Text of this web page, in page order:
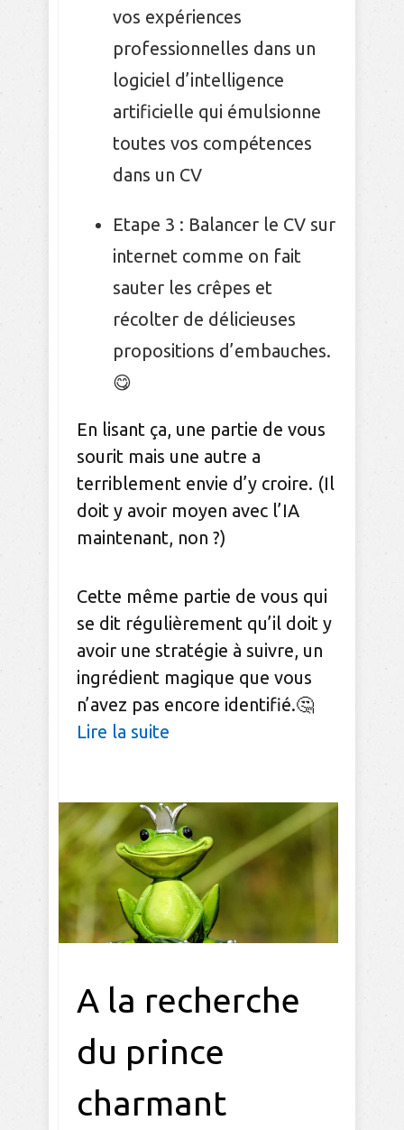
vos expériences
professionnelles dans un
logiciel d’intelligence
artificielle qui émulsionne
toutes vos compétences
dans un CV
Etape 3 : Balancer le CV sur
internet comme on fait
sauter les crêpes et
récolter de délicieuses
propositions d’embauches.
😋
En lisant ça, une partie de vous
sourit mais une autre a
terriblement envie d’y croire. (Il
doit y avoir moyen avec l’IA
maintenant, non ?)
Cette même partie de vous qui
se dit régulièrement qu’il doit y
avoir une stratégie à suivre, un
ingrédient magique que vous
n’avez pas encore identifié.🤔
Lire la suite
A la recherche
du prince
charmant